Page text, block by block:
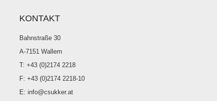
KONTAKT
Bahnstraße 30
A-7151 Wallern
T: +43 (0)2174 2218
F: +43 (0)2174 2218-10
E: info@csukker.at